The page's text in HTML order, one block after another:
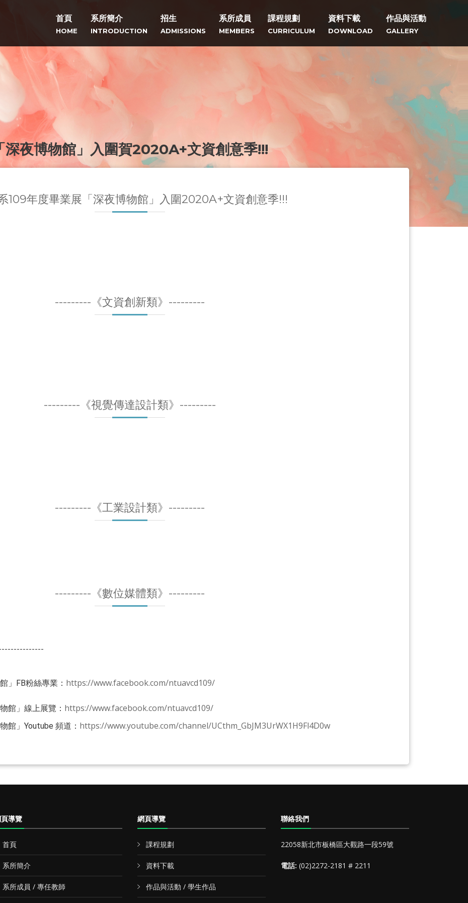
首頁
HOME
系所簡介
INTRODUCTION
招生
ADMISSIONS
系所成員
MEMBERS
課程規劃
CURRICULUM
資料下載
DOWNLOAD
作品與活動
GALLERY
夜博物館」入圍賀2020A+文資創意季!!!
109年度畢業展「深夜博物館」入圍2020A+文資創意季!!!
---------《文資創新類》---------
---------《視覺傳達設計類》---------
---------《工業設計類》---------
---------《數位媒體類》---------
」FB粉絲專業： https://www.facebook.com/ntuavcd109/
館」線上展覽： https://www.facebook.com/ntuavcd109/
館」Youtube 頻道： https://www.youtube.com/channel/UCthm_GbJM3UrWX1H9Fl4D0w
導覽
首頁
系所簡介
系所成員 / 專任教師
網頁導覽
課程規劃
資料下載
作品與活動 / 學生作品
聯絡我們
22058新北市板橋區大觀路一段59號
電話: (02)2272-2181 # 2211